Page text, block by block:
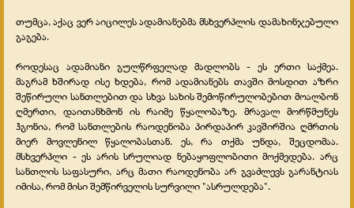
თუმცა, აქაც ვერ აიცილეს ადამიანებმა მსხვერპლის დამახინჯებული
გაგება.
როდესაც ადამიანი გულწრფელად მადლობს - ეს ერთი საქმეა.
მაგრამ ხშირად ისე ხდება, რომ ადამიანებს თავში მოსდით აზრი
შეწირული სანთლებით და სხვა სახის შემოწირულობებით მოალბონ
ღმერთი, დაითანხმონ ის რაიმე წყალობაზე. მრავალ მორწმუნეს
ჰგონია, რომ სანთლების რაოდენობა პირდაპირ კავშირშია ღმრთის
მიერ მოვლენილ წყალობასთან. ეს, რა თქმა უნდა, შეცდომაა.
მსხვერპლი - ეს არის სრულიად ნებაყოფლობითი მოქმედება. არც
სანთლის საფასური, არც მათი რაოდენობა არ გვაძლევს გარანტიას
იმისა, რომ მისი შემწირველის სურვილი "ასრულდება".